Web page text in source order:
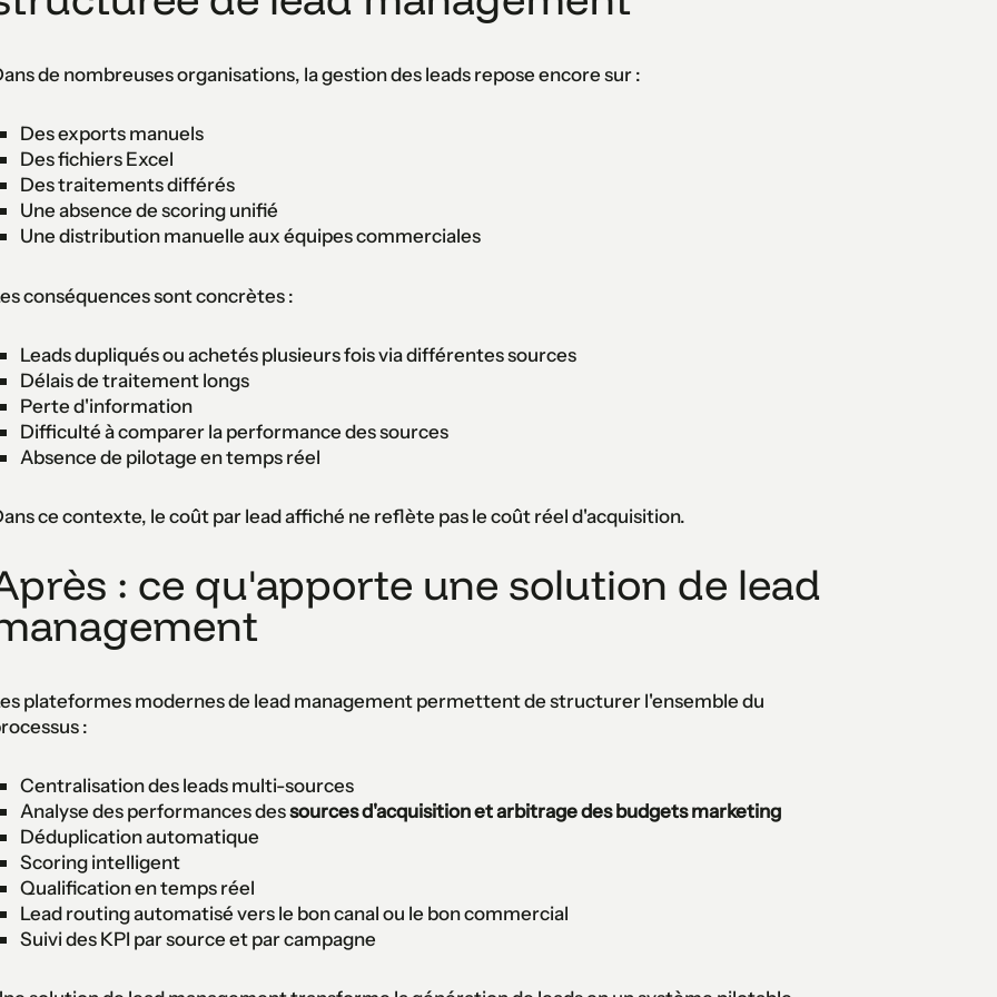
de nombreuses organisations, la gestion des leads repose encore sur :
Des exports manuels
Des fichiers Excel
Des traitements différés
Une absence de scoring unifié
Une distribution manuelle aux équipes commerciales
conséquences sont concrètes :
Leads dupliqués ou achetés plusieurs fois via différentes sources
Délais de traitement longs
Perte d'information
Difficulté à comparer la performance des sources
Absence de pilotage en temps réel
ce contexte, le coût par lead affiché ne reflète pas le coût réel d'acquisition.
: ce qu'apporte une solution de lead
plateformes modernes de lead management permettent de structurer l'ensemble du
:
Centralisation des leads multi-sources
Analyse des performances dessources d'acquisition et arbitrage des budgets marketing
Déduplication automatique
Scoring intelligent
Qualification en temps réel
Lead routing automatisé vers le bon canal ou le bon commercial
Suivi des KPI par source et par campagne